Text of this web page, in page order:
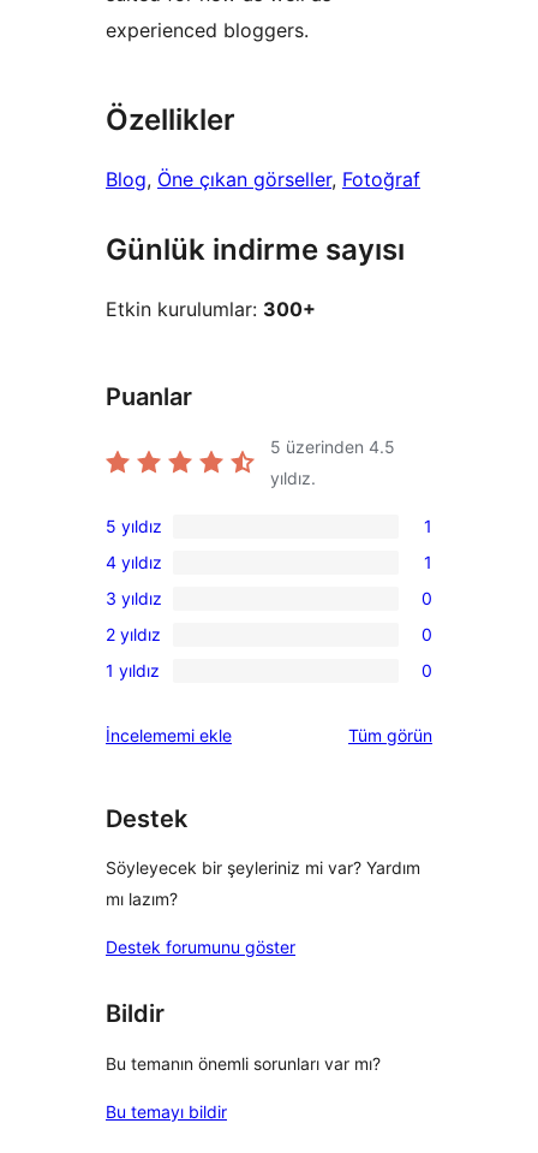
experienced bloggers.
Özellikler
Blog, Öne çıkan görseller, Fotoğraf
Günlük indirme sayısı
Etkin kurulumlar: 300+
Puanlar
5 üzerinden 4.5
yıldız.
1
5
yıldızlı
inceleme
5 yıldız 1
1
4
yıldızlı
inceleme
4 yıldız 1
0
3
yıldızlı
3 yıldız 0
0
2
inceleme
2 yıldız 0
0
yıldızlı
1 yıldız 0
İncelememi ekle Tüm değerlendirmeleri
görün
Destek
Söyleyecek bir şeyleriniz mi var? Yardım
mı lazım?
Destek forumunu göster
Bildir
Bu temanın önemli sorunları var mı?
Bu temayı bildir